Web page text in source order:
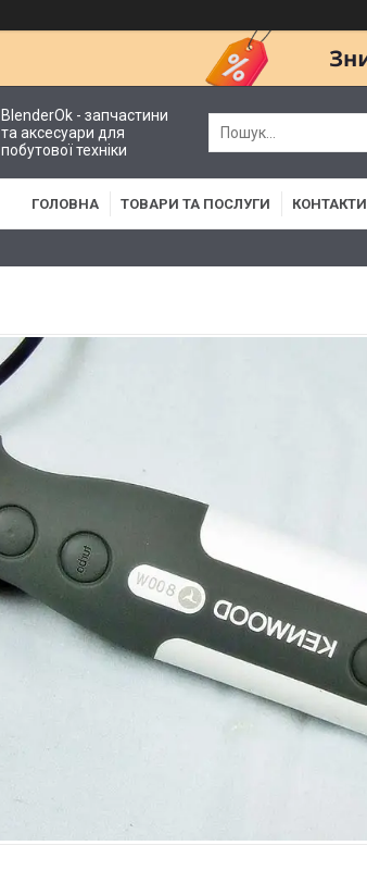
BlenderOk - запчастини
та аксесуари для
побутової техніки
ГОЛОВНА ТОВАРИ ТА ПОСЛУГИ КОНТАКТИ